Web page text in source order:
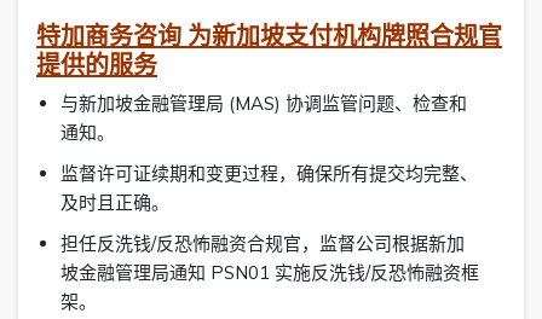
特加商务咨询 为新加坡支付机构牌照合规官
提供的服务
与新加坡金融管理局 (MAS) 协调监管问题、检查和
通知。
监督许可证续期和变更过程，确保所有提交均完整、
及时且正确。
担任反洗钱/反恐怖融资合规官，监督公司根据新加
坡金融管理局通知 PSN01 实施反洗钱/反恐怖融资框
架。